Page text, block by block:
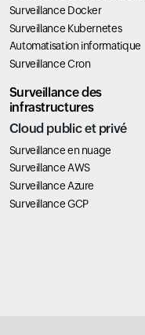
Surveillance Docker
Surveillance Kubernetes
Automatisation informatique
Surveillance Cron
Surveillance des
infrastructures
Cloud public et privé
Surveillance en nuage
Surveillance AWS
Surveillance Azure
Surveillance GCP